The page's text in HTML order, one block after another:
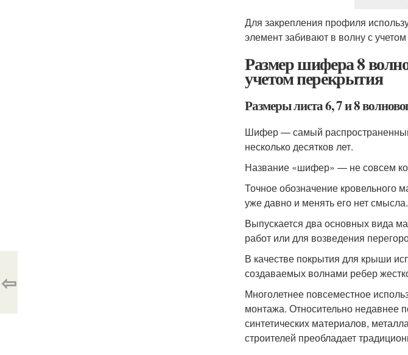
Для закрепления профиля
элемент забивают в волну с
Размер шифера 8
учетом перекрытия
Размеры листа 6, 7 и 8
Шифер — самый
несколько десятков лет.
Название «шифер» — не совсем
Точное обозначение кровельного
уже давно и менять его нет смысла.
Выпускается два основных вида
работ или для возведения
В качестве покрытия для крыши
создаваемых волнами ребер
Многолетнее повсеместное
монтажа. Относительно недавнее
синтетических материалов,
строителей преобладает
⇦